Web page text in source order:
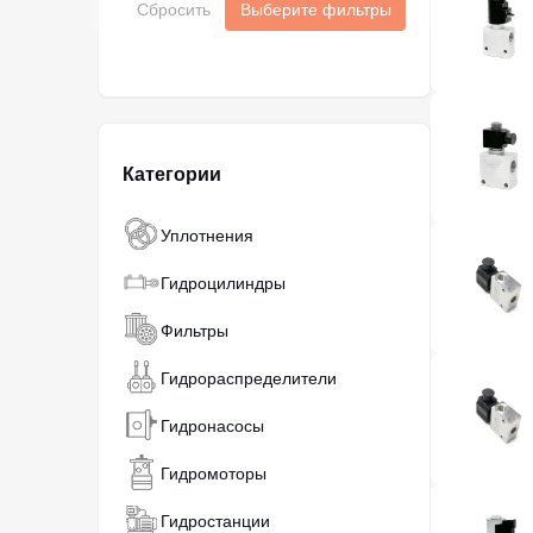
Сбросить Выберите фильтры
Категории
Уплотнения
Гидроцилиндры
Фильтры
Гидрораспределители
Гидронасосы
Гидромоторы
Гидростанции